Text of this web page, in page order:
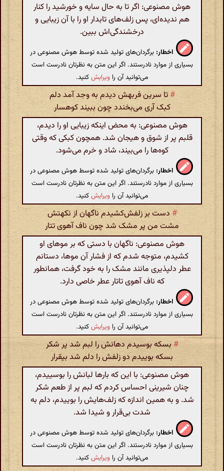
هوش مصنوعی: اگر تا به حال سایه و خورشید را کنار
هم ندیده‌ای، پس زلف‌های تابدار او را با آن زیبایی و
درخشندگی‌اش ببین.
اخطار: برگردان‌های تولید شده توسط هوش مصنوعی در
بسیاری از موارد نادرستند. اگر این متن به نظرتان نادرست است
می‌توانید آن را ویرایشکنید.
# تا سرین فربهش دیدم به وجد آمد دلم
کبک آری می‌بخندد چون ببیند کوهسار
هوش مصنوعی: به محض اینکه زیبایی او را دیدم،
قلبم پر از شوق و هیجان شد. همچون کبکی که وقتی
کوه‌ها را می‌بیند، شاد و خرم می‌شود.
اخطار: برگردان‌های تولید شده توسط هوش مصنوعی در
بسیاری از موارد نادرستند. اگر این متن به نظرتان نادرست است
می‌توانید آن را ویرایشکنید.
# دست بر زلفش‌کشیدم ناگهان از نکهتش
مشت من پر مشک شد چون ناف آهوی تتار
هوش مصنوعی: ناگهان با دستی که بر موهای او
کشیدم، متوجه شدم که از فشار آن موها، دستانم
عطر دلپذیری مانند مشک را به خود گرفت، همانطور
که ناف آهوی تاتار عطر خاصی دارد.
اخطار: برگردان‌های تولید شده توسط هوش مصنوعی در
بسیاری از موارد نادرستند. اگر این متن به نظرتان نادرست است
می‌توانید آن را ویرایشکنید.
# بسکه بوسیدم دهانش را لبم شد پر شکر
بسکه بوییدم دو زلفش‌ را دلم شد بیقرار
هوش مصنوعی: با این که بارها لبانش را بوسییدم،
چنان شیرینی احساس کردم که لبم پر از طعم شکر
شد. و به همین اندازه که زلف‌هایش را بوییدم، دلم به
شدت بی‌قرار و شیدا شد.
اخطار: برگردان‌های تولید شده توسط هوش مصنوعی در
بسیاری از موارد نادرستند. اگر این متن به نظرتان نادرست است
می‌توانید آن را ویرایشکنید.